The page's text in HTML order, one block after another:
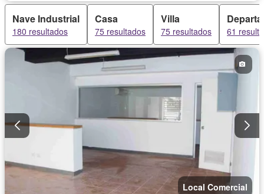
Nave Industrial
180 resultados
Casa
75 resultados
Villa
75 resultados 61
Local Comercial